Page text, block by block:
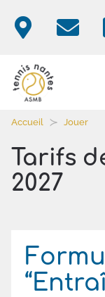
to
main
content
Accueil Jouer
Tarifs
2027